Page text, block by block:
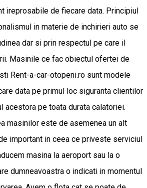
ireprosabile de fiecare data. Principiul
in materie de inchirieri auto se
dar si prin respectul pe care il
Masinile ce fac obiectul ofertei de
Rent-a-car-otopeni.ro sunt modele
data pe primul loc siguranta clientilor
acestora pe toata durata calatoriei.
masinilor este de asemenea un alt
important in ceea ce priveste serviciul
masina la aeroport sau la o
dumneavoastra o indicati in momentul